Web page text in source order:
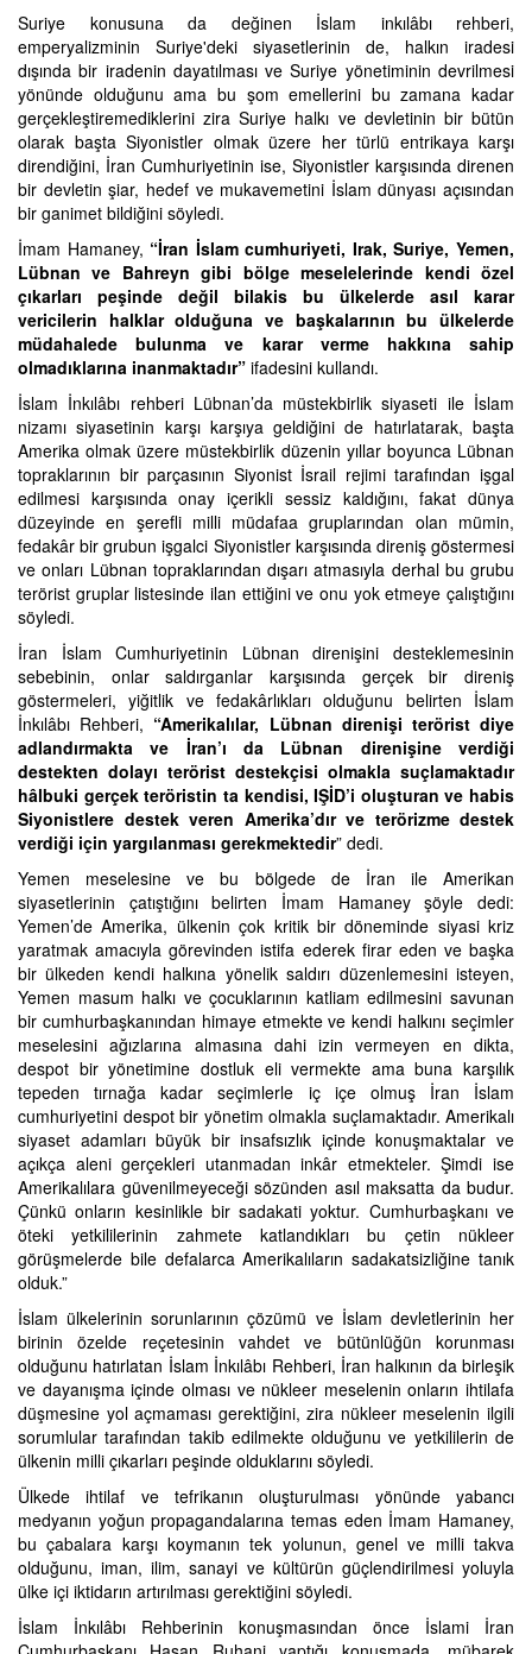
Suriye konusuna da değinen İslam inkılâbı rehberi,
emperyalizminin Suriye'deki siyasetlerinin de, halkın iradesi
dışında bir iradenin dayatılması ve Suriye yönetiminin devrilmesi
yönünde olduğunu ama bu şom emellerini bu zamana kadar
gerçekleştiremediklerini zira Suriye halkı ve devletinin bir bütün
olarak başta Siyonistler olmak üzere her türlü entrikaya karşı
direndiğini, İran Cumhuriyetinin ise, Siyonistler karşısında direnen
bir devletin şiar, hedef ve mukavemetini İslam dünyası açısından
bir ganimet bildiğini söyledi.
İmam Hamaney, “İran İslam cumhuriyeti, Irak, Suriye, Yemen,
Lübnan ve Bahreyn gibi bölge meselelerinde kendi özel
çıkarları peşinde değil bilakis bu ülkelerde asıl karar
vericilerin halklar olduğuna ve başkalarının bu ülkelerde
müdahalede bulunma ve karar verme hakkına sahip
olmadıklarına inanmaktadır” ifadesini kullandı.
İslam İnkılâbı rehberi Lübnan’da müstekbirlik siyaseti ile İslam
nizamı siyasetinin karşı karşıya geldiğini de hatırlatarak, başta
Amerika olmak üzere müstekbirlik düzenin yıllar boyunca Lübnan
topraklarının bir parçasının Siyonist İsrail rejimi tarafından işgal
edilmesi karşısında onay içerikli sessiz kaldığını, fakat dünya
düzeyinde en şerefli milli müdafaa gruplarından olan mümin,
fedakâr bir grubun işgalci Siyonistler karşısında direniş göstermesi
ve onları Lübnan topraklarından dışarı atmasıyla derhal bu grubu
terörist gruplar listesinde ilan ettiğini ve onu yok etmeye çalıştığını
söyledi.
İran İslam Cumhuriyetinin Lübnan direnişini desteklemesinin
sebebinin, onlar saldırganlar karşısında gerçek bir direniş
göstermeleri, yiğitlik ve fedakârlıkları olduğunu belirten İslam
İnkılâbı Rehberi, “Amerikalılar, Lübnan direnişi terörist diye
adlandırmakta ve İran’ı da Lübnan direnişine verdiği
destekten dolayı terörist destekçisi olmakla suçlamaktadır
hâlbuki gerçek teröristin ta kendisi, IŞİD’i oluşturan ve habis
Siyonistlere destek veren Amerika’dır ve terörizme destek
verdiği için yargılanması gerekmektedir” dedi.
Yemen meselesine ve bu bölgede de İran ile Amerikan
siyasetlerinin çatıştığını belirten İmam Hamaney şöyle dedi:
Yemen’de Amerika, ülkenin çok kritik bir döneminde siyasi kriz
yaratmak amacıyla görevinden istifa ederek firar eden ve başka
bir ülkeden kendi halkına yönelik saldırı düzenlemesini isteyen,
Yemen masum halkı ve çocuklarının katliam edilmesini savunan
bir cumhurbaşkanından himaye etmekte ve kendi halkını seçimler
meselesini ağızlarına almasına dahi izin vermeyen en dikta,
despot bir yönetimine dostluk eli vermekte ama buna karşılık
tepeden tırnağa kadar seçimlerle iç içe olmuş İran İslam
cumhuriyetini despot bir yönetim olmakla suçlamaktadır. Amerikalı
siyaset adamları büyük bir insafsızlık içinde konuşmaktalar ve
açıkça aleni gerçekleri utanmadan inkâr etmekteler. Şimdi ise
Amerikalılara güvenilmeyeceği sözünden asıl maksatta da budur.
Çünkü onların kesinlikle bir sadakati yoktur. Cumhurbaşkanı ve
öteki yetkililerinin zahmete katlandıkları bu çetin nükleer
görüşmelerde bile defalarca Amerikalıların sadakatsizliğine tanık
olduk.”
İslam ülkelerinin sorunlarının çözümü ve İslam devletlerinin her
birinin özelde reçetesinin vahdet ve bütünlüğün korunması
olduğunu hatırlatan İslam İnkılâbı Rehberi, İran halkının da birleşik
ve dayanışma içinde olması ve nükleer meselenin onların ihtilafa
düşmesine yol açmaması gerektiğini, zira nükleer meselenin ilgili
sorumlular tarafından takib edilmekte olduğunu ve yetkililerin de
ülkenin milli çıkarları peşinde olduklarını söyledi.
Ülkede ihtilaf ve tefrikanın oluşturulması yönünde yabancı
medyanın yoğun propagandalarına temas eden İmam Hamaney,
bu çabalara karşı koymanın tek yolunun, genel ve milli takva
olduğunu, iman, ilim, sanayi ve kültürün güçlendirilmesi yoluyla
ülke içi iktidarın artırılması gerektiğini söyledi.
İslam İnkılâbı Rehberinin konuşmasından önce İslami İran